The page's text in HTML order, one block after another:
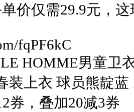
价仅需29.9元，
fqPF6kC
HOMME男童卫
装上衣 球员熊靛
券，叠加20减3券